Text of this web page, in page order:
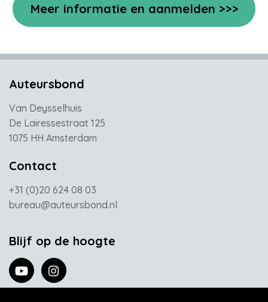
Meer informatie en aanmelden >>>
Auteursbond
Van Deysselhuis
De Lairessestraat 125
1075 HH Amsterdam
Contact
+31 (0)20 624 08 03
bureau@auteursbond.nl
Blijf op de hoogte